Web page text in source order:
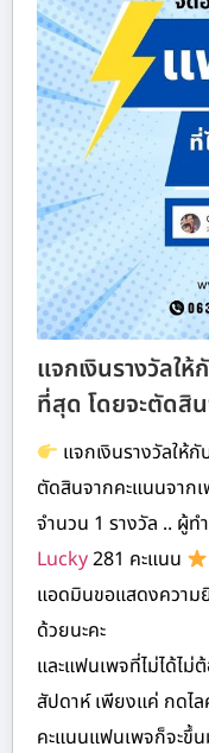
แจกเงินรางวัลใ
ที่สุด โดยจะตัดสิ
แจกเงินรางวัลให้
ตัดสินจากคะแนนจาก
จำนวน 1 รางวัล .. ผู้
Lucky281 คะแนน
แอดมินขอแสดงความ
ด้วยนะคะ
และแฟนเพจที่ไม่ได้ไม่
สัปดาห์ เพียงแค่ กดไ
คะแนนแฟนเพจก็จะขึ้น